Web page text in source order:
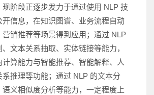
阶段正逐步发力于通过使用 NLP 技
开信息，在知识图谱、业务流程自动
销推荐等场景得到应用；通过 NLP
文本关系抽取、实体链接等能力，
计算能力与智能推荐、智能解释、人
推理等功能；通过 NLP 的文本分
语义相似度分析等能力，一定程度上